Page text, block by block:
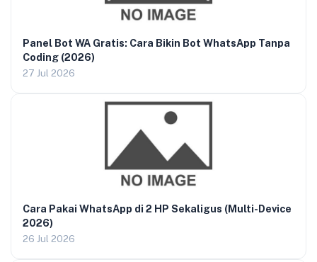
Panel Bot WA Gratis: Cara Bikin Bot WhatsApp Tanpa
Coding (2026)
27 Jul 2026
Cara Pakai WhatsApp di 2 HP Sekaligus (Multi-Device
2026)
26 Jul 2026